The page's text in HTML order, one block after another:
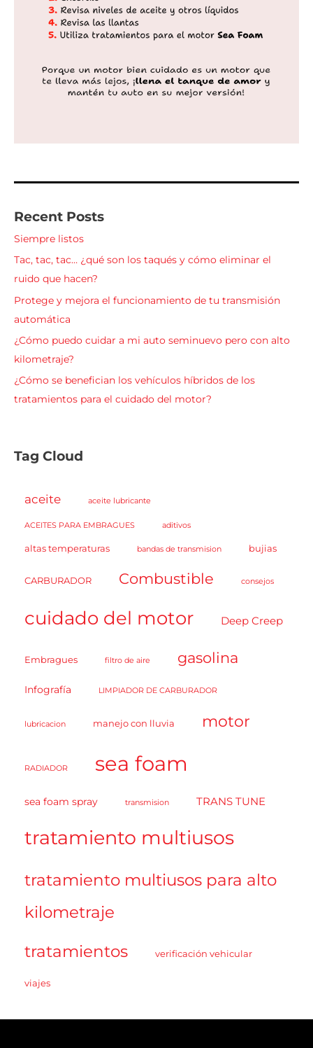
Recent Posts
Siempre listos
Tac, tac, tac… ¿qué son los taqués y cómo eliminar el
ruido que hacen?
Protege y mejora el funcionamiento de tu transmisión
automática
¿Cómo puedo cuidar a mi auto seminuevo pero con alto
kilometraje?
¿Cómo se benefician los vehículos híbridos de los
tratamientos para el cuidado del motor?
Tag Cloud
aceite aceite lubricante
ACEITES PARA EMBRAGUES aditivos
altas temperaturas bandas de transmision bujias
CARBURADOR Combustible consejos
cuidado del motor Deep Creep
Embragues filtro de aire gasolina
Infografía LIMPIADOR DE CARBURADOR
lubricacion manejo con lluvia motor
RADIADOR sea foam
sea foam spray transmision TRANS TUNE
tratamiento multiusos
tratamiento multiusos para alto
kilometraje
tratamientos verificación vehicular
viajes